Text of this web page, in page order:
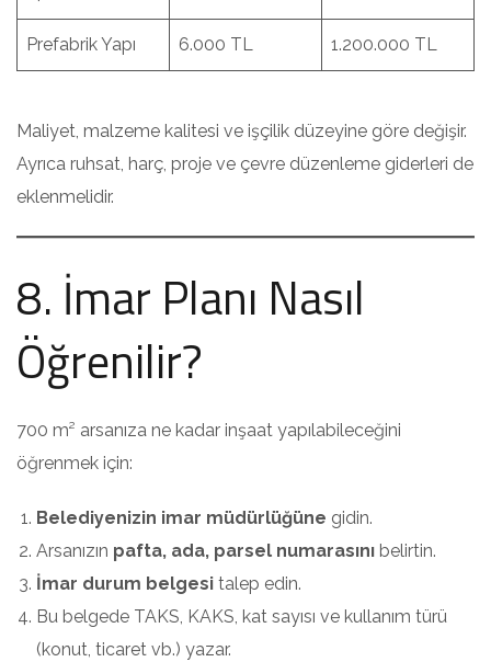
Prefabrik Yapı 6.000 TL 1.200.000 TL
Maliyet, malzeme kalitesi ve işçilik düzeyine göre değişir.
Ayrıca ruhsat, harç, proje ve çevre düzenleme giderleri de
eklenmelidir.
8. İmar Planı Nasıl
Öğrenilir?
700 m² arsanıza ne kadar inşaat yapılabileceğini
öğrenmek için:
Belediyenizin imar müdürlüğüne gidin.
Arsanızın pafta, ada, parsel numarasını belirtin.
İmar durum belgesi talep edin.
Bu belgede TAKS, KAKS, kat sayısı ve kullanım türü
(konut, ticaret vb.) yazar.